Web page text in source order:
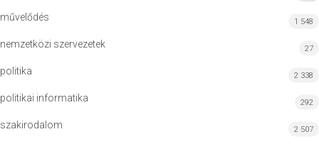
művelődés 1 548
nemzetközi szervezetek 27
politika 2 338
politikai informatika 292
szakirodalom 2 507